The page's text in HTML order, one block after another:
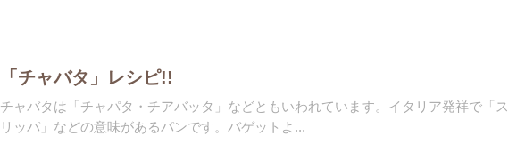
「チャバタ」レシピ!!
チャバタは「チャパタ・チアバッタ」などともいわれています。イタリア発祥で「ス
リッパ」などの意味があるパンです。バゲットよ...